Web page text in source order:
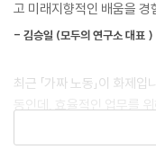
_[바로 실습 44] 스트림릿
_[바로 실습 45] 원하는 페
_[바로 실습 46] 종종 생기
_[with AI] AI와 오류를 찾
Chapter 21 우리 반을 위
다. 모든 과정이 단계별 실
차근차근 학습해보세요. 책
수 없을까?' 생각이 들 때 '
수 있을 겁니다. 반복되는
고 미래지향적인 배움을 경
- 김승일 (모두의 연구소 대표 )
최근 「가짜 노동」이 화제
동인데, 효율적인 업무를
이 업무를 방해하는 일을
의 도움으로 이런 장벽을